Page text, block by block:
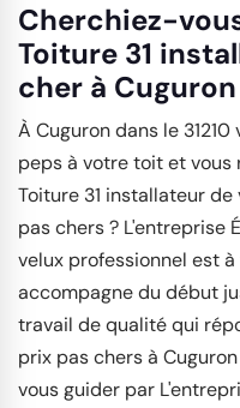
Cherchiez-
Toiture 31
cher à Cuguron
À Cuguron dans le
peps à votre toit et vous
Toiture 31 installateur
pas chers ? L'entreprise
velux professionnel est
accompagne du début
travail de qualité qui
prix pas chers à
vous guider par